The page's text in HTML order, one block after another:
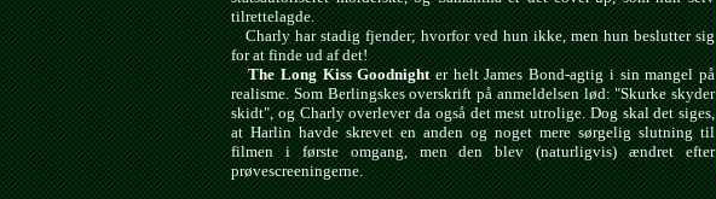
tilrettelagde.
Charly har stadig fjender; hvorfor ved hun ikke, men hun beslutter sig
for at finde ud af det!
The Long Kiss Goodnighter helt James Bond-agtig i sin mangel på
realisme. Som Berlingskes overskrift på anmeldelsen lød: "Skurke skyder
skidt", og Charly overlever da også det mest utrolige. Dog skal det siges,
at Harlin havde skrevet en anden og noget mere sørgelig slutning til
filmen i første omgang, men den blev (naturligvis) ændret efter
prøvescreeningerne.